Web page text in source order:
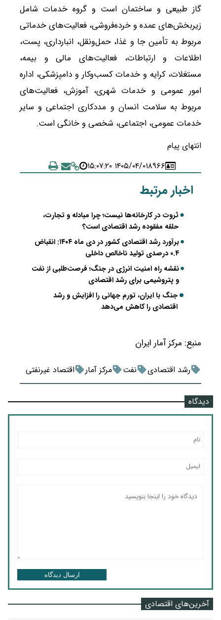
گاز طبیعی و ساختمان است و گروه خدمات شامل
زیربخش‌های عمده و خرده‌فروشی، فعالیت‌های خدماتی
مربوط به تأمین جا و غذا، حمل‌ونقل، انبارداری، پست،
اطلاعات و ارتباطات، فعالیت‌های مالی و بیمه،
مستغلات، کرایه و خدمات کسب‌وکار و دامپزشکی، اداره
امور عمومی و خدمات شهری، آموزش، فعالیت‌های
مربوط به سلامت انسان و مددکاری اجتماعی و سایر
خدمات عمومی، اجتماعی، شخصی و خانگی است.
انتهای پیام
۸۹۶۶۱۴۰۵/۰۴/۰۱ ۱۵:۰۷:۲۰
اخبار مرتبط
ثروت در کارخانه‌ها نیست؛ چرا مبادله و تجارت،
حلقه مفقوده رشد اقتصادی است؟
برآورد رشد اقتصادی کشور در دی ماه ۱۴۰۴: انقباض
۰.۴ درصدی تولید ناخالص داخلی
نقشه راه امنیت انرژی در جنگ؛ فرصت‌طلبی از نفت
و پتروشیمی برای رشد اقتصادی
جنگ با ایران، تورم جهانی را افزایش و رشد
اقتصادی را کاهش می‌دهد
منبع: مرکز آمار ایران
رشد اقتصادی نفت مرکز آمار اقتصاد غیرنفتی
دیدگاه
ارسال دیدگاه
آخرین‌های اقتصادی